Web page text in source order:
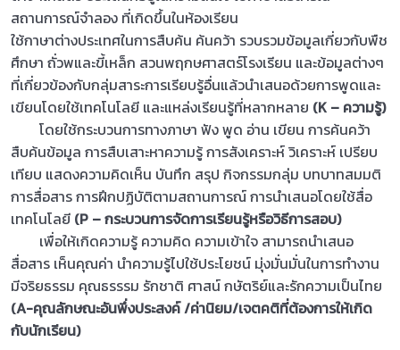
สถานการณ์จำลอง ที่เกิดขึ้นในห้องเรียน
ใช้กาษาต่างประเทศในการสืบค้น ค้นคว้า รวบรวมข้อมูลเกี่ยวกับพืช
ศึกษา ถั่วพและขี้เหล็ก สวนพฤกษศาสตร์โรงเรียน และข้อมูลต่างๆ
ที่เกี่ยวข้องกับกลุ่มสาระการเรียบรู้อื่นแล้วนำเสนอด้วยการพูดและ
เขียนโดยใช้เทคโนโลยี และแหล่งเรียนรู้ที่หลากหลาย (K – ความรู้)
โดยใช้กระบวนการทางภาษา ฟัง พูด อ่าน เขียน การค้นคว้า
สืบค้นข้อมูล การสืบเสาะหาความรู้ การสังเคราะห์ วิเคราะห์ เปรียบ
เทียบ แสดงความคิดเห็น บันทึก สรุป กิจกรรมกลุ่ม บทบาทสมมติ
การสื่อสาร การฝึกปฏิบัติตามสถานการณ์ การนำเสนอโดยใช้สื่อ
เทคโนโลยี (P – กระบวนการจัดการเรียนรู้หรือวิธีการสอบ)
เพื่อให้เกิดความรู้ ความคิด ความเข้าใจ สามารถนำเสนอ
สื่อสาร เห็นคุณค่า นำความรู้ไปใช้ประโยชน์ มุ่งมั่นมั่นในการทำงาน
มีจริยธรรม คุณธรรรม รักชาติ ศาสน์ กษัตริย์และรักความเป็นไทย
(A-คุณลักษณะอันพึ่งประสงค์ /ค่านิยม/เจตคติที่ต้องการให้เกิด
กับนักเรียน)